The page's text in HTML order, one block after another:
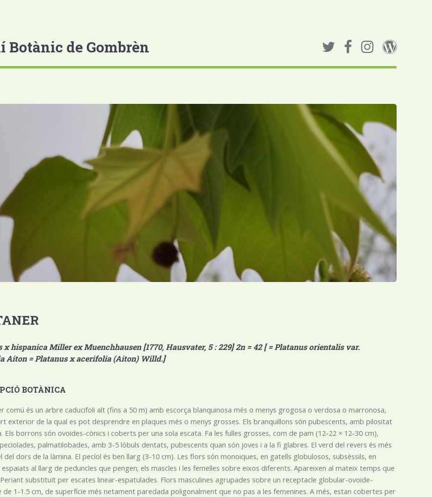
Botànic de Gombrèn
x hispanica Miller ex Muenchhausen [1770, Hausvater, 5 : 229] 2n = 42 [ = Platanus orientalis var.
Aiton = Platanus x acerifolia (Aiton) Willd.]
BOTÀNICA
comú és un arbre caducifoli alt (fins a 50 m) amb escorça blanquinosa més o menys grogosa o verdosa o marronosa,
exterior de la qual es pot desprendre en plaques més o menys grosses. Els branquillons són pubescents, amb pilositat
Els borrons són ovoides-cònics i coberts per una sola escata. Fa les fulles grosses, com de pam (12-22 × 12-30 cm),
palmatilobades, amb 3-5 lòbuls dentats, pubescents quan són joves i a la fi glabres. El verd del revers és més
del dors de la làmina. El pecíol és ben llarg (3-10 cm). Les flors són monoiques, en gatells globulosos, subsèssils, en
espaiats al llarg de peduncles que pengen; els mascles i les femelles sobre eixos diferents. Apareixen al mateix temps que
substituït per escates linear-espatulades. Flors masculines agrupades sobre un receptacle globular-ovoide-
de 1-1.5 cm, de superfície més netament paredada poligonalment que no pas a les femenines. A més, estan cobertes per